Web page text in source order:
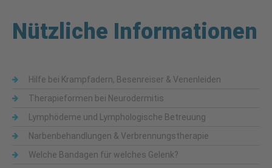
Nützliche Informationen
Hilfe bei Krampfadern, Besenreiser & Venenleiden
Therapieformen bei Neurodermitis
Lymphödeme und Lymphologische Betreuung
Narbenbehandlungen & Verbrennungstherapie
Welche Bandagen für welches Gelenk?